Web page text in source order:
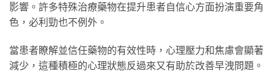
影響。許多特殊治療藥物在提升患者自信心方面扮演重要角
色，必利勁也不例外。
當患者瞭解並信任藥物的有效性時，心理壓力和焦慮會顯著
減少，這種積極的心理狀態反過來又有助於改善早洩問題。